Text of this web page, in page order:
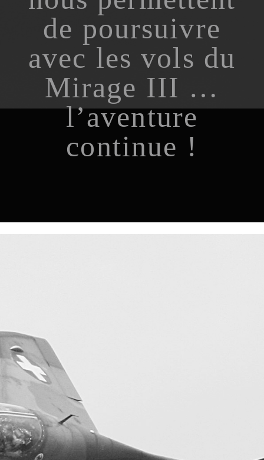
de poursuivre
avec les vols du
Mirage III …
l’aventure
continue !